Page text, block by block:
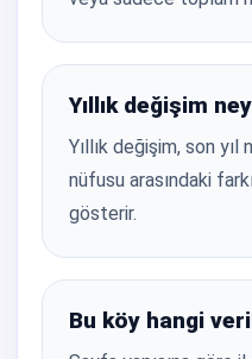
Yıllık değişim
Yıllık değişim, son yıl
nüfusu arasındaki
gösterir.
Bu köy hangi